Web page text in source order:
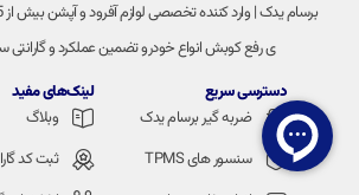
ی رفع کوبش انواع خودرو تضمین عملکرد و
دسترسی سریع
ضربه گیر برسام یدک
سنسور های TPMS
لینک‌های مفید
وبلاگ
ثبت کد